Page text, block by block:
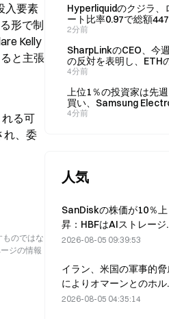
入要素
形で制
Kelly
と主張
る可
れ、委
のではな
ジの情報
Hyperliquidのクジラ、
ート比率0.97で総額
ドル相当のポジション
2分前
SharpLinkのCEO、今
の反対を表明し、ETH
イン優位性が損なわれ
4分前
上位1％の投資家は先
買い、Samsung
Hynixを売却した。
4分前
人気
SanDiskの株価が10％上
昇：HBFはAIストレージ
新たなサイクルをどう切
リオを裏付けられるか？
2026-08-05 09:39:53
イラン、米国の軍事的
によりオマーンとのホル
ズ海峡合意が遅延すると
2026-08-05 04:35:14